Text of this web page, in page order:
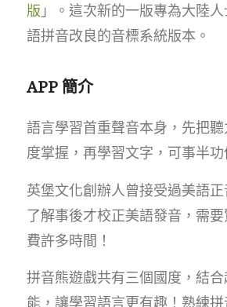
版 」。這次新的一版專為大陸
語拼音改良的音標系統版本。
APP 簡介
語言學習首重聲音本身，先把
度掌握，再學習文字，可事半功
英堡文化創辦人曾接受過美語
了解事後才校正美語發音，需
費許多時間！
拼音熊遊戲共有三個國度，結
能，讓學習語言更有趣！熟練